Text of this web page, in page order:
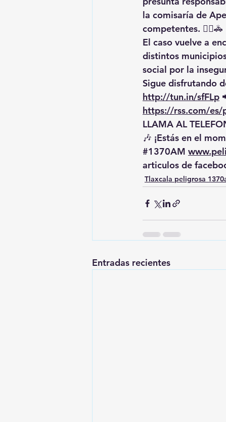
la comisaría de
competentes. 👮‍♂️🚓
El caso vuelve a
distintos
social por la
Sigue disfrutando
http://tun.in/sfFLp
https://rss.com/
LLAMA AL
🎶 ¡Estás en el
#1370AM
articulos de
Tlaxcala peligrosa
Entradas recientes